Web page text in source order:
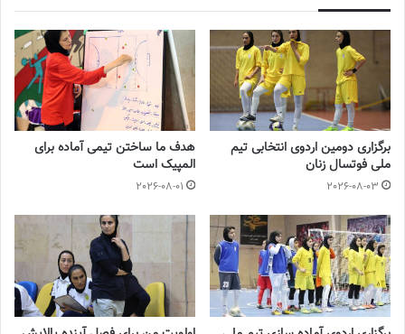
footballsnewspaper.com
عکس:کیمیا قاسم زاده
برگزاری دومین اردوی انتخابی تیم
ملی فوتسال زنان
2026-08-03
هدف ما ساختن تیمی آماده برای
المپیک است
2026-08-01